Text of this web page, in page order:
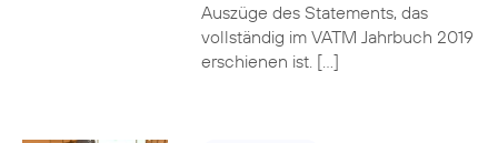
Auszüge des Statements, das
vollständig im VATM Jahrbuch 2019
erschienen ist. […]